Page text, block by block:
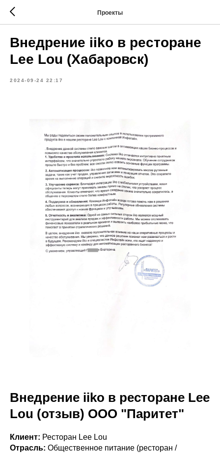
Проекты
Внедрение iiko в ресторане
Lee Lou (Хабаровск)
2024-09-24 22:17
Внедрение iiko в ресторане Lee
Lou (отзыв) ООО "Паритет"
Клиент: Ресторан Lee Lou
Отрасль: Общественное питание (ресторан /